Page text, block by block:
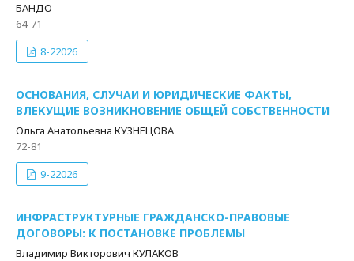
БАНДО
64-71
8-22026
ОСНОВАНИЯ, СЛУЧАИ И ЮРИДИЧЕСКИЕ ФАКТЫ,
ВЛЕКУЩИЕ ВОЗНИКНОВЕНИЕ ОБЩЕЙ СОБСТВЕННОСТИ
Ольга Анатольевна КУЗНЕЦОВА
72-81
9-22026
ИНФРАСТРУКТУРНЫЕ ГРАЖДАНСКО-ПРАВОВЫЕ
ДОГОВОРЫ: К ПОСТАНОВКЕ ПРОБЛЕМЫ
Владимир Викторович КУЛАКОВ